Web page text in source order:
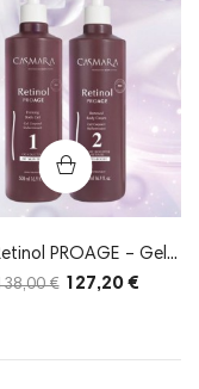
PROAGE – Gel...
€ 127,20 €